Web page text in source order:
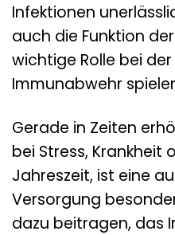
Infektionen
auch die Funktion
wichtige Rolle bei
Immunabwehr
Gerade in Zeiten
bei Stress, Krankheit
Jahreszeit, ist eine
Versorgung
dazu beitragen, das